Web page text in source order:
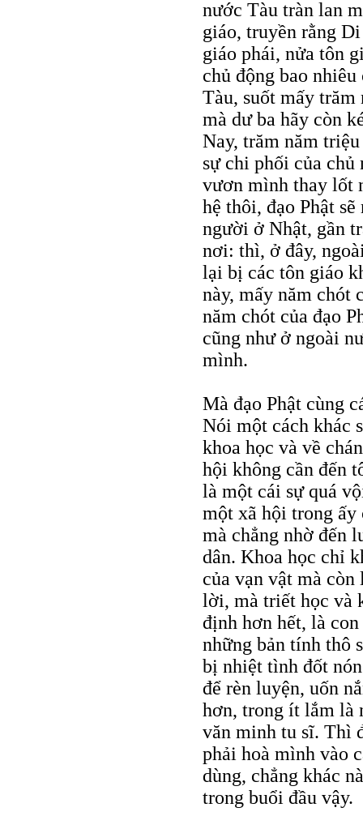
nước Tàu tràn lan
giáo, truyền rằng
giáo phái, nửa tôn
chủ động bao
Tàu, suốt mấy
mà dư ba hãy còn
Nay, trăm năm
sự chi phối của chủ
vươn mình thay lốt
hệ thôi, đạo Phật
người ở Nhật, gần
nơi: thì, ở đây,
lại bị các tôn giáo
này, mấy năm chót
năm chót của đạo
cũng như ở ngoài
mình.
Mà đạo Phật cùng
Nói một cách khác
khoa học và về
hội không cần đến
là một cái sự quá
một xã hội trong ấy
mà chẳng nhờ đến
dân. Khoa học chỉ
của vạn vật mà
lời, mà triết học và
định hơn hết, là
những bản tính thô
bị nhiệt tình đốt
để rèn luyện, uốn
hơn, trong ít lắm là
văn minh tu sĩ. Thì
phải hoà mình vào
dùng, chẳng khác
trong buổi đầu vậy.